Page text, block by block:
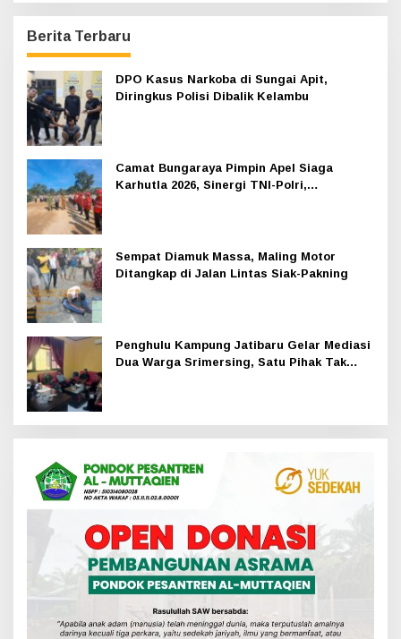
Berita Terbaru
DPO Kasus Narkoba di Sungai Apit,
Diringkus Polisi Dibalik Kelambu
Camat Bungaraya Pimpin Apel Siaga
Karhutla 2026, Sinergi TNI-Polri,
Sempat Diamuk Massa, Maling Motor
Ditangkap di Jalan Lintas Siak-Pakning
Penghulu Kampung Jatibaru Gelar Mediasi
Dua Warga Srimersing, Satu Pihak Tak